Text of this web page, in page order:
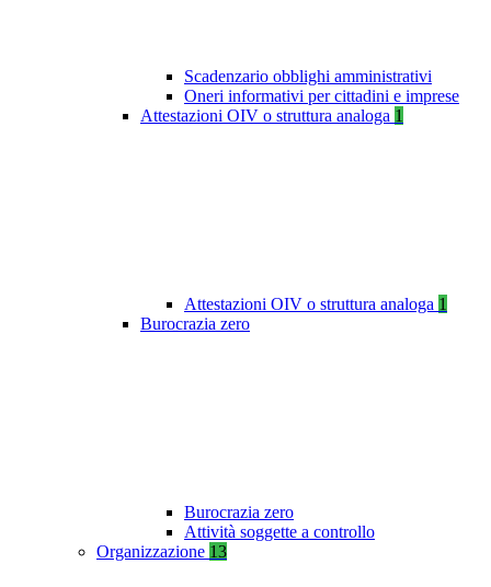
Scadenzario obblighi amministrativi
Oneri informativi per cittadini e imprese
Attestazioni OIV o struttura analoga 1
Attestazioni OIV o struttura analoga 1
Burocrazia zero
Burocrazia zero
Attività soggette a controllo
Organizzazione 13